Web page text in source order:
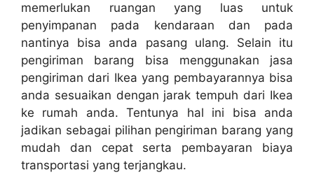
memerlukan ruangan yang luas untuk
penyimpanan pada kendaraan dan pada
nantinya bisa anda pasang ulang. Selain itu
pengiriman barang bisa menggunakan jasa
pengiriman dari Ikea yang pembayarannya bisa
anda sesuaikan dengan jarak tempuh dari Ikea
ke rumah anda. Tentunya hal ini bisa anda
jadikan sebagai pilihan pengiriman barang yang
mudah dan cepat serta pembayaran biaya
transportasi yang terjangkau.